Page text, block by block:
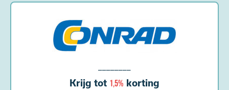
Krijg tot 1,5% korting